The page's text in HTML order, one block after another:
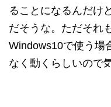
ることになるんだけ
だそうな。ただそれ
Windows10で使う場
なく動くらしいので